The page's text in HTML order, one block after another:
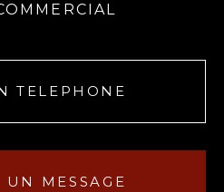
TELEPHONE
UN MESSAGE